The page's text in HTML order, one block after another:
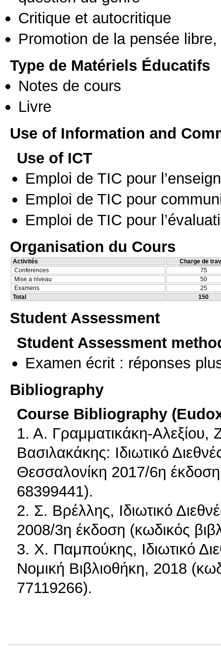
Critique et autocritique
Promotion de la pensée
Type de Matériels Éducatifs
Notes de cours
Livre
Use of Information and
Use of ICT
Emploi de TIC pour
Emploi de TIC pour
Emploi de TIC pour
Organisation du Cours
Activités
Charge de
Conferences
75
Mise a niveau
50
Examens
25
Total
150
Student Assessment
Student Assessment
Examen écrit : réponses
Bibliography
Course Bibliography
1. Α. Γραμματικάκη-
Βασιλακάκης: Ιδιωτικό
Θεσσαλονίκη 2017/6η
68399441).
2. Σ. Βρέλλης, Ιδιωτικό
2008/3η έκδοση (κωδικός
3. Χ. Παμπούκης, Ιδιωτικό
Νομική Βιβλιοθήκη, 2018
77119266).